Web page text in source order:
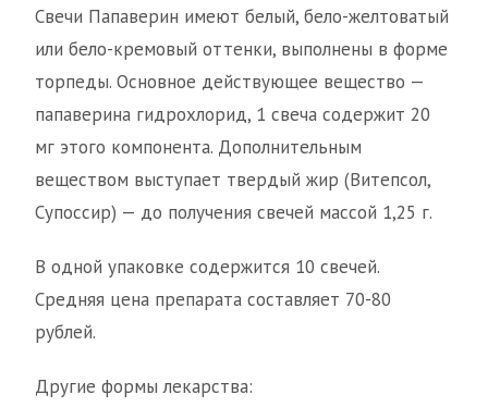
Свечи Папаверин имеют белый, бело-желтоватый
или бело-кремовый оттенки, выполнены в форме
торпеды. Основное действующее вещество —
папаверина гидрохлорид, 1 свеча содержит 20
мг этого компонента. Дополнительным
веществом выступает твердый жир (Витепсол,
Супоссир) — до получения свечей массой 1,25 г.
В одной упаковке содержится 10 свечей.
Средняя цена препарата составляет 70-80
рублей.
Другие формы лекарства: